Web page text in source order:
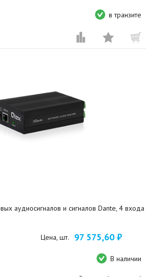
в транзите
аудиосигналов и сигналов Dante, 4 входа
Цена, шт. 97 575,60 ₽
В наличии